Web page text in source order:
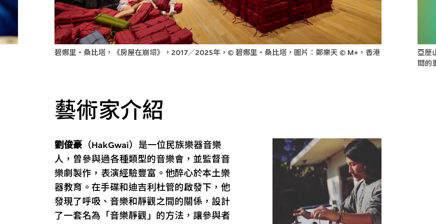
碧娜里・桑比塔，《房屋在崩塌》，2017／2025年，© 碧娜里・桑比塔，圖片：鄭樂天 © M+，香港
亞歷
間的
藝術家介紹
劉俊豪 （HakGwai）是一位民族樂器音樂
人，曾參與過各種類型的音樂會，並監督音
樂劇製作，表演經驗豐富。他醉心於本土樂
器教育。在手碟和迪吉利杜管的啟發下，他
發現了呼吸、音樂和靜觀之間的關係，設計
了一套名為「音樂靜觀」的方法，讓參與者